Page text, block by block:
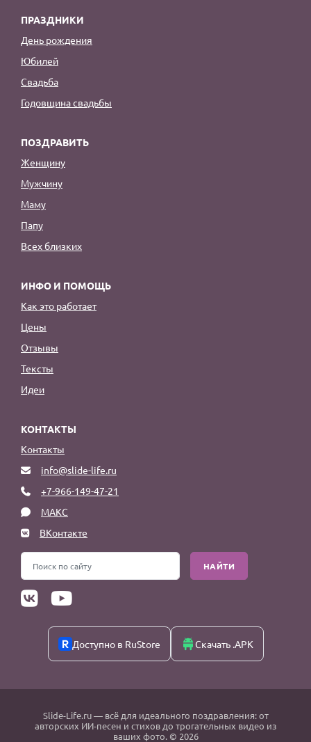
ПРАЗДНИКИ
День рождения
Юбилей
Свадьба
Годовщина свадьбы
ПОЗДРАВИТЬ
Женщину
Мужчину
Маму
Папу
Всех близких
ИНФО И ПОМОЩЬ
Как это работает
Цены
Отзывы
Тексты
Идеи
КОНТАКТЫ
Контакты
info@slide-life.ru
+7-966-149-47-21
МАКС
ВКонтакте
НАЙТИ
Доступно в RuStore Скачать .APK
Slide-Life.ru— всё для идеального поздравления: от
авторских ИИ-песен и стихов до трогательных видео из
ваших фото. © 2026